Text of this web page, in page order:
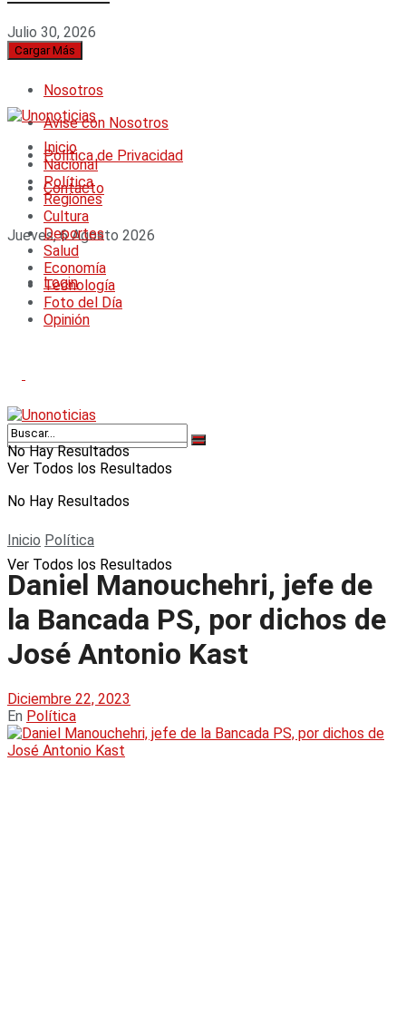
Julio 30, 2026
Cargar Más
Nosotros
Avise con Nosotros
Política de Privacidad
Contacto
Jueves, 6 Agosto 2026
Login
Inicio
Nacional
Política
Regiones
Cultura
Deportes
Salud
Economía
Tecnología
Foto del Día
Opinión
No Hay Resultados
Ver Todos los Resultados
No Hay Resultados
Ver Todos los Resultados
Inicio Política
Daniel Manouchehri, jefe de
la Bancada PS, por dichos de
José Antonio Kast
Diciembre 22, 2023
En Política